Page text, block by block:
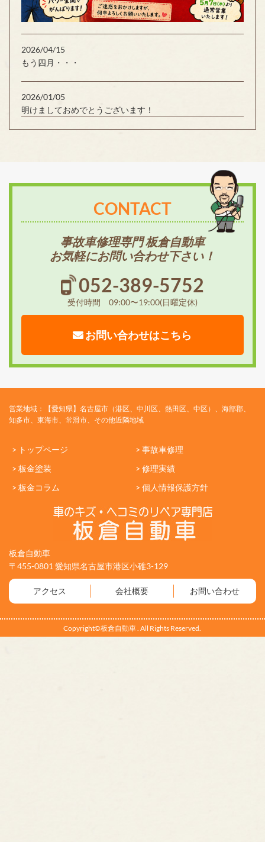
2026/04/15
もう四月・・・
2026/01/05
明けましておめでとうございます！
CONTACT
事故車修理専門 板倉自動車
お気軽にお問い合わせ下さい！
052-389-5752
受付時間 09:00〜19:00(日曜定休)
お問い合わせはこちら
営業地域：【愛知県】名古屋市（港区、中川区、熱田区、中区）、海部郡、
知多市、東海市、常滑市、その他近隣地域
> トップページ
> 事故車修理
> 板金塗装
> 修理実績
> 板金コラム
> 個人情報保護方針
板倉自動車
〒455-0801 愛知県名古屋市港区小碓3-129
アクセス 会社概要 お問い合わせ
Copyright©板倉自動車 . All Rights Reserved.